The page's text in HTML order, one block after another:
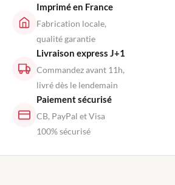
Imprimé en France
Fabrication locale,
qualité garantie
Livraison express J+1
Commandez avant 11h,
livré dès le lendemain
Paiement sécurisé
CB, PayPal et Visa
100% sécurisé